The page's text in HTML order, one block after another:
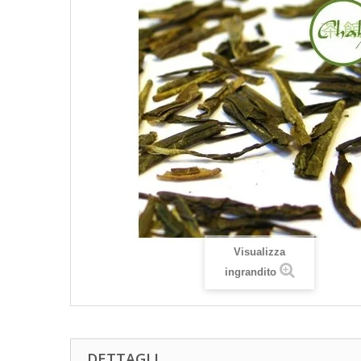
Visualizza
ingrandito